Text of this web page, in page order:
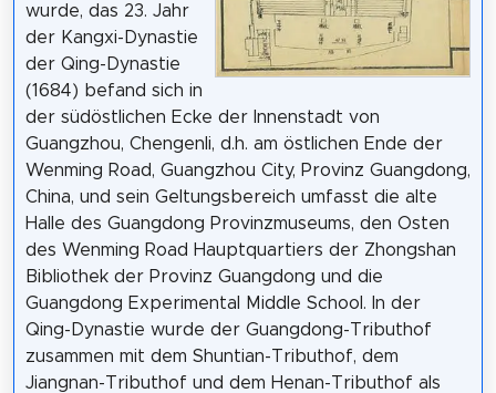
wurde, das 23. Jahr
der Kangxi-Dynastie
der Qing-Dynastie
(1684) befand sich in
der südöstlichen Ecke der Innenstadt von
Guangzhou, Chengenli, d.h. am östlichen Ende der
Wenming Road, Guangzhou City, Provinz Guangdong,
China, und sein Geltungsbereich umfasst die alte
Halle des Guangdong Provinzmuseums, den Osten
des Wenming Road Hauptquartiers der Zhongshan
Bibliothek der Provinz Guangdong und die
Guangdong Experimental Middle School. In der
Qing-Dynastie wurde der Guangdong-Tributhof
zusammen mit dem Shuntian-Tributhof, dem
Jiangnan-Tributhof und dem Henan-Tributhof als